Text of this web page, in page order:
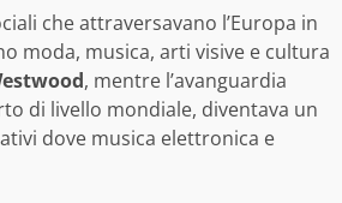
che attraversavano l’Europa in
moda, musica, arti visive e cultura
, mentre l’avanguardia
di livello mondiale, diventava un
dove musica elettronica e